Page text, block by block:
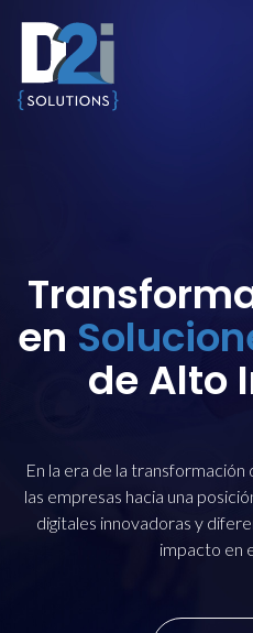
en
de Alto
En la era de la transformación
las empresas hacia una
digitales innovadoras y
impacto en